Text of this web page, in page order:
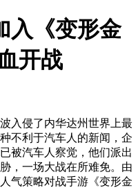
入《变形金
开战
入侵了内华达州世界上最
不利于汽车人的新闻，企
被汽车人察觉，他们派出
，一场大战在所难免。由
气策略对战手游《变形金